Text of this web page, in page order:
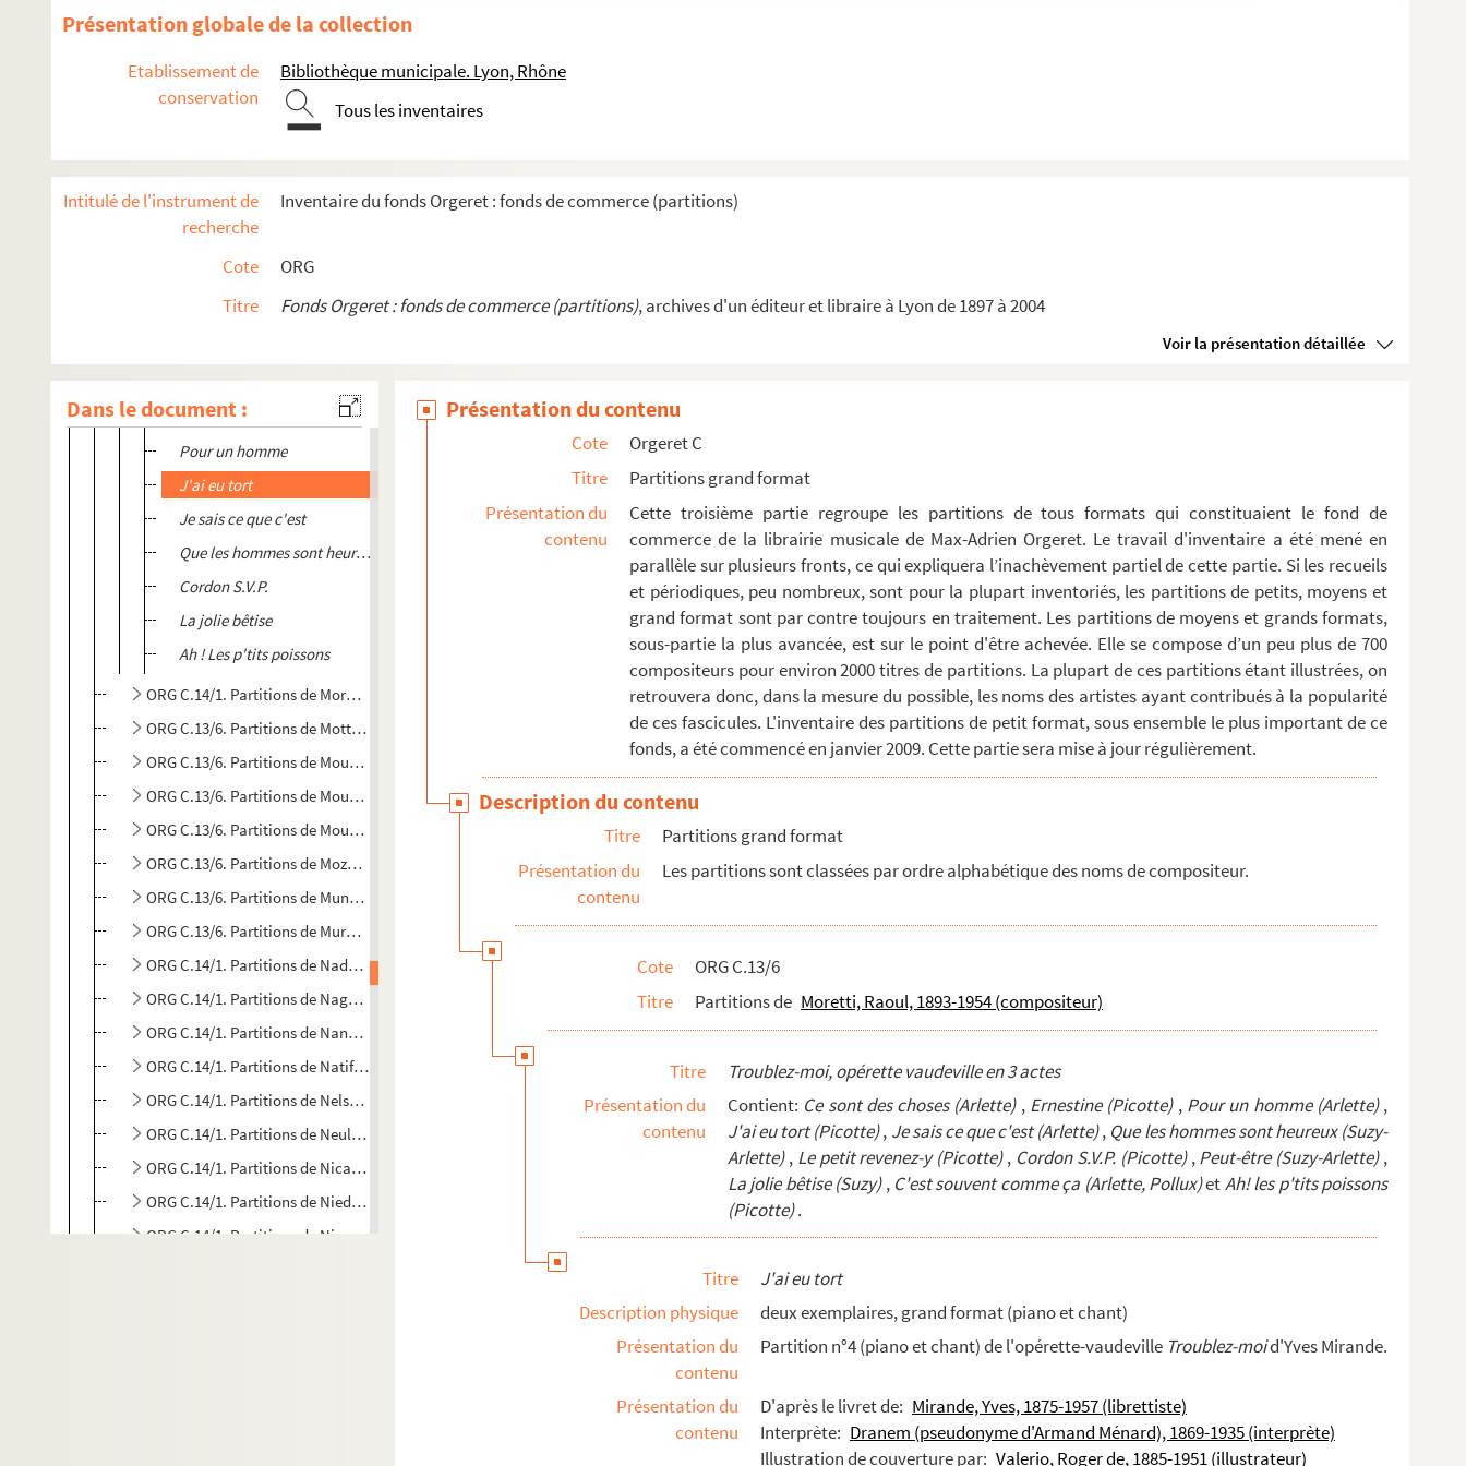
Présentation globale de la collection
Etablissement de
conservation
Bibliothèque municipale. Lyon, Rhône
Tous les inventaires
Intitulé de l'instrument de
recherche
Inventaire du fonds Orgeret : fonds de commerce (partitions)
Cote
ORG
Titre
Fonds Orgeret : fonds de commerce (partitions), archives d'un éditeur et libraire à Lyon de 1897 à 2004
Voir la présentation détaillée
Dans le document :
ORG C.13/6. Partitions de Moret, Neil (compositeur)
ORG C.13/6. Partitions de Moretti, Marcel (compositeur)
ORG C.13/6. Partitions de Moretti, Raoul, 1893-1954 (compositeur)
Trois jeunes filles nues
New Charleston
Troublez-moi
Troublez-moi, opérette vaudeville en 3 actes
Ce sont des choses
Ernestine
Pour un homme
J'ai eu tort
Je sais ce que c'est
Que les hommes sont heureux
Cordon S.V.P.
La jolie bêtise
Ah ! Les p'tits poissons
ORG C.14/1. Partitions de Morgagni, J.-B. (compositeur)
ORG C.13/6. Partitions de Mottier, Jean-Pierre (compositeur)
ORG C.13/6. Partitions de Mourat, Emile (compositeur)
ORG C.13/6. Partitions de Moussorgsky, Modeste Petrovitch, 1839-1881 (compositeur)
ORG C.13/6. Partitions de Moutet, Jo, 1926-2002 (compositeur)
ORG C.13/6. Partitions de Mozart, Wolfgang Amadeus, 1756-1791 (compositeur)
ORG C.13/6. Partitions de Munoz, Rafael (compositeur)
ORG C.13/6. Partitions de Muray, Paule (compositrice)
ORG C.14/1. Partitions de Nadaud, Gustave, 1820-1893 (compositeur)
ORG C.14/1. Partitions de Nagel, E. (compositeur)
ORG C.14/1. Partitions de Nancey, Alain, 1929-1988 (compositeur)
ORG C.14/1. Partitions de Natif, Henri (compositeur)
ORG C.14/1. Partitions de Nelson, Rudolph, 18..-19.. (compositeur)
ORG C.14/1. Partitions de Neulat, Marguerite (compositrice)
ORG C.14/1. Partitions de Nicaise, E. (compositeur)
ORG C.14/1. Partitions de Niedermeyer, Louis, 1802-1861 (compositeur)
ORG C.14/1. Partitions de Nivelet, Victor (compositeur)
ORG C.14/1. Partitions de Nohar, Yve (pseudonyme de Yvonne Aaron), 1897-1987 (compositeur)
Présentation du contenu
Cote
Orgeret C
Titre
Partitions grand format
Présentation du
contenu
Cette troisième partie regroupe les partitions de tous formats qui constituaient le fond de
commerce de la librairie musicale de Max-Adrien Orgeret. Le travail d'inventaire a été mené en
parallèle sur plusieurs fronts, ce qui expliquera l’inachèvement partiel de cette partie. Si les recueils
et périodiques, peu nombreux, sont pour la plupart inventoriés, les partitions de petits, moyens et
grand format sont par contre toujours en traitement. Les partitions de moyens et grands formats,
sous-partie la plus avancée, est sur le point d'être achevée. Elle se compose d’un peu plus de 700
compositeurs pour environ 2000 titres de partitions. La plupart de ces partitions étant illustrées, on
retrouvera donc, dans la mesure du possible, les noms des artistes ayant contribués à la popularité
de ces fascicules. L'inventaire des partitions de petit format, sous ensemble le plus important de ce
fonds, a été commencé en janvier 2009. Cette partie sera mise à jour régulièrement.
Description du contenu
Titre
Partitions grand format
Présentation du
contenu
Les partitions sont classées par ordre alphabétique des noms de compositeur.
Cote
ORG C.13/6
Titre
Partitions de Moretti, Raoul, 1893-1954 (compositeur)
Titre
Troublez-moi, opérette vaudeville en 3 actes
Présentation du
contenu
Contient: Ce sont des choses (Arlette) , Ernestine (Picotte) , Pour un homme (Arlette) ,
J'ai eu tort (Picotte), Je sais ce que c'est (Arlette), Que les hommes sont heureux (Suzy-
Arlette) , Le petit revenez-y (Picotte) , Cordon S.V.P. (Picotte) ,Peut-être (Suzy-Arlette) ,
La jolie bêtise (Suzy) , C'est souvent comme ça (Arlette, Pollux)etAh! les p'tits poissons
(Picotte).
Titre
J'ai eu tort
Description physique
deux exemplaires, grand format (piano et chant)
Présentation du
contenu
Partition n°4 (piano et chant) de l'opérette-vaudeville Troublez-moid'Yves Mirande.
Présentation du
contenu
D'après le livret de: Mirande, Yves, 1875-1957 (librettiste)
Interprète: Dranem (pseudonyme d'Armand Ménard), 1869-1935 (interprète)
Illustration de couverture par: Valerio, Roger de, 1885-1951 (illustrateur)